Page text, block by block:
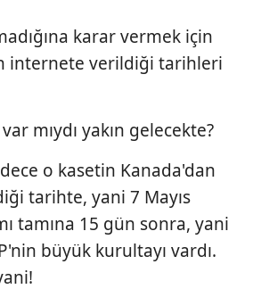
karar vermek için
internete verildiği tarihleri
mıydı yakın gelecekte?
o kasetin Kanada'dan
tarihte, yani 7 Mayıs
tamına 15 gün sonra, yani
büyük kurultayı vardı.